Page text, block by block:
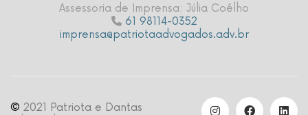
Assessoria de Imprensa: Júlia Coêlho
61 98114-0352
imprensa@patriotaadvogados.adv.br
© 2021 Patriota e Dantas